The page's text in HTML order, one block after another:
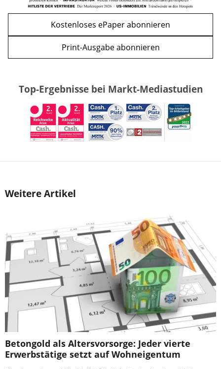
Kostenloses ePaper abonnieren
Print-Ausgabe abonnieren
Top-Ergebnisse bei Markt-Mediastudien
Weitere Artikel
Betongold als Altersvorsorge: Jeder vierte
Erwerbstätige setzt auf Wohneigentum